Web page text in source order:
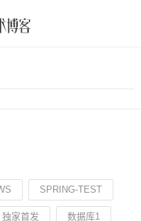
SPRING-TEST
独家首发 数据库1